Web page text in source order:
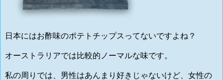
日本にはお酢味のポテトチップスってないですよね？
オーストラリアでは比較的ノーマルな味です。
私の周りでは、男性はあんまり好きじゃないけど、女性の